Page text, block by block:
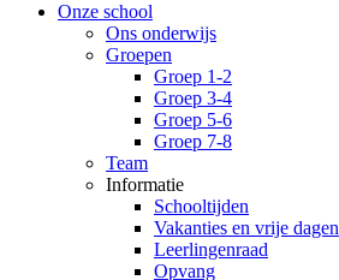
Onze school
Ons onderwijs
Groepen
Groep 1-2
Groep 3-4
Groep 5-6
Groep 7-8
Team
Informatie
Schooltijden
Vakanties en vrije dagen
Leerlingenraad
Opvang